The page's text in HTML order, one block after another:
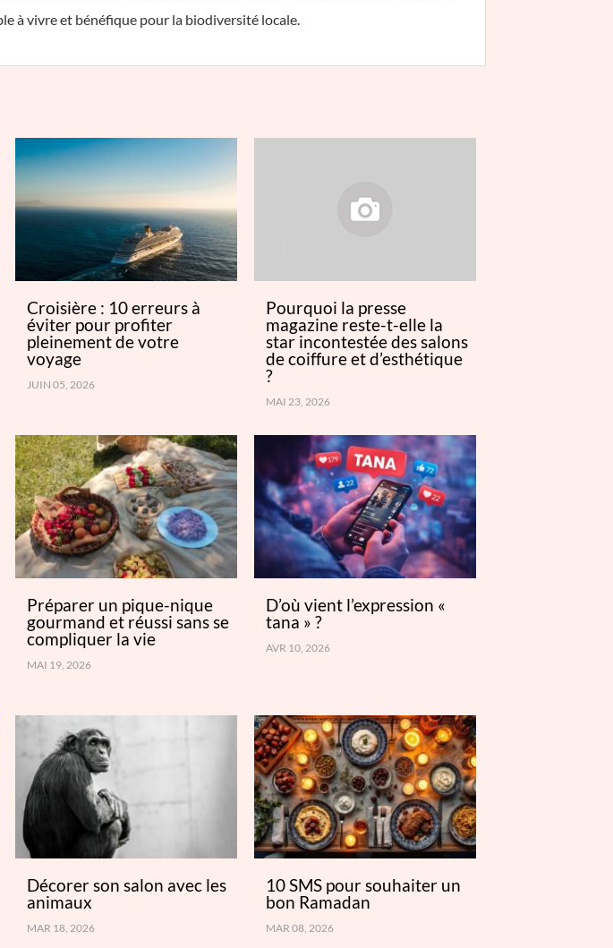
à vivre et bénéfique pour la biodiversité locale.
Croisière : 10 erreurs à
éviter pour profiter
pleinement de votre
voyage
JUIN 05, 2026
Pourquoi la presse
magazine reste-t-elle la
star incontestée des salons
de coiffure et d’esthétique
?
MAI 23, 2026
Préparer un pique-nique
gourmand et réussi sans se
compliquer la vie
MAI 19, 2026
D’où vient l’expression «
tana » ?
AVR 10, 2026
Décorer son salon avec les
animaux
MAR 18, 2026
10 SMS pour souhaiter un
bon Ramadan
MAR 08, 2026